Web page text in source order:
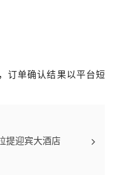
订单确认结果以平台短
提迎宾大酒店